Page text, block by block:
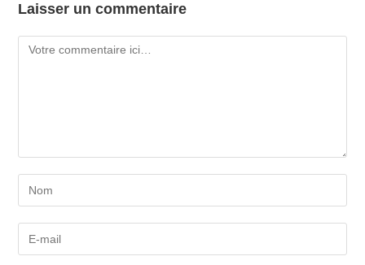
Laisser un commentaire
Comment
Enter
your
name
Enter
your